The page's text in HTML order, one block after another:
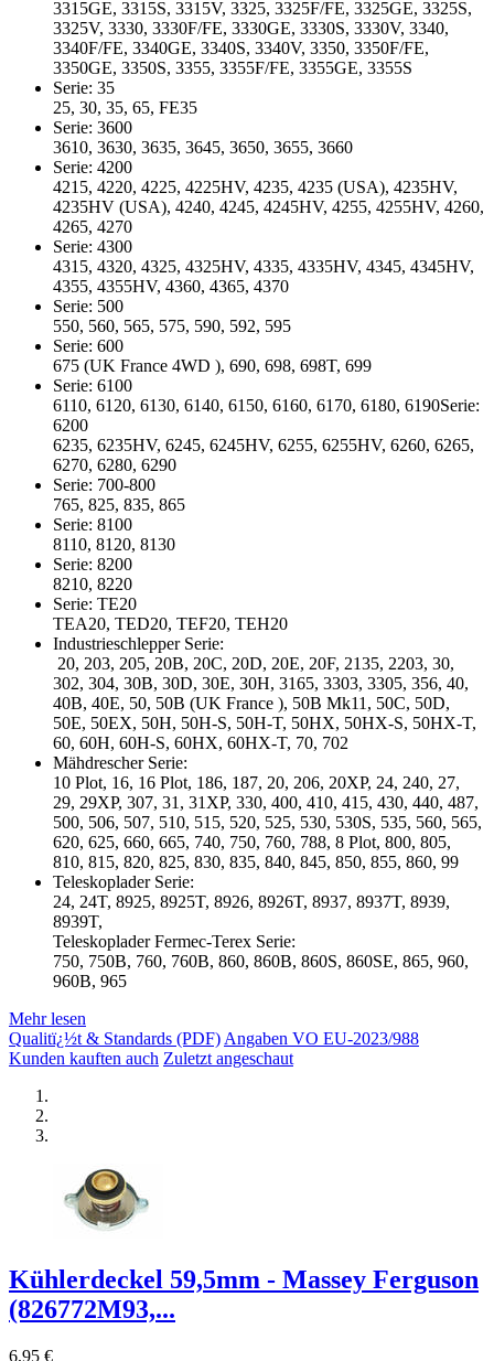
3315GE, 3315S, 3315V, 3325, 3325F/FE, 3325GE, 3325S,
3325V, 3330, 3330F/FE, 3330GE, 3330S, 3330V, 3340,
3340F/FE, 3340GE, 3340S, 3340V, 3350, 3350F/FE,
3350GE, 3350S, 3355, 3355F/FE, 3355GE, 3355S
Serie: 35
25, 30, 35, 65, FE35
Serie: 3600
3610, 3630, 3635, 3645, 3650, 3655, 3660
Serie: 4200
4215, 4220, 4225, 4225HV, 4235, 4235 (USA), 4235HV,
4235HV (USA), 4240, 4245, 4245HV, 4255, 4255HV, 4260,
4265, 4270
Serie: 4300
4315, 4320, 4325, 4325HV, 4335, 4335HV, 4345, 4345HV,
4355, 4355HV, 4360, 4365, 4370
Serie: 500
550, 560, 565, 575, 590, 592, 595
Serie: 600
675 (UK France 4WD ), 690, 698, 698T, 699
Serie: 6100
6110, 6120, 6130, 6140, 6150, 6160, 6170, 6180, 6190Serie:
6200
6235, 6235HV, 6245, 6245HV, 6255, 6255HV, 6260, 6265,
6270, 6280, 6290
Serie: 700-800
765, 825, 835, 865
Serie: 8100
8110, 8120, 8130
Serie: 8200
8210, 8220
Serie: TE20
TEA20, TED20, TEF20, TEH20
Industrieschlepper Serie:
20, 203, 205, 20B, 20C, 20D, 20E, 20F, 2135, 2203, 30,
302, 304, 30B, 30D, 30E, 30H, 3165, 3303, 3305, 356, 40,
40B, 40E, 50, 50B (UK France ), 50B Mk11, 50C, 50D,
50E, 50EX, 50H, 50H-S, 50H-T, 50HX, 50HX-S, 50HX-T,
60, 60H, 60H-S, 60HX, 60HX-T, 70, 702
Mähdrescher Serie:
10 Plot, 16, 16 Plot, 186, 187, 20, 206, 20XP, 24, 240, 27,
29, 29XP, 307, 31, 31XP, 330, 400, 410, 415, 430, 440, 487,
500, 506, 507, 510, 515, 520, 525, 530, 530S, 535, 560, 565,
620, 625, 660, 665, 740, 750, 760, 788, 8 Plot, 800, 805,
810, 815, 820, 825, 830, 835, 840, 845, 850, 855, 860, 99
Teleskoplader Serie:
24, 24T, 8925, 8925T, 8926, 8926T, 8937, 8937T, 8939,
8939T,
Teleskoplader Fermec-Terex Serie:
750, 750B, 760, 760B, 860, 860B, 860S, 860SE, 865, 960,
960B, 965
Mehr lesen
Qualitï¿½t & Standards (PDF)Angaben VO EU-2023/988
Kunden kauften auch Zuletzt angeschaut
Kühlerdeckel 59,5mm - Massey Ferguson
(826772M93,...
6,95 €